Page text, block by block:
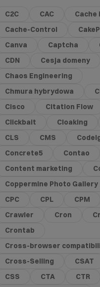
C2C CAC
Cache
Cache-Control
Canva
Captcha
CDN
Cesja domeny
Chaos Engineering
Chmura hybrydowa
Cisco
Citation Flow
Clickbait
Cloaking
CLS
CMS
Concrete5
Contao
Content marketing
Coppermine Photo Gallery
CPC
CPL CPM
Crawler
Cron
Crontab
Cross-browser
Cross-Selling
CSAT
CSS
CTA
CTR